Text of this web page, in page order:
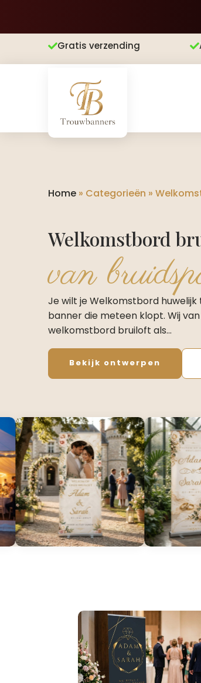
Gratis verzending 
Home » Categorieën »
Welkomstbord
van
Je wilt je Welkomstbord
banner die meteen klopt. Wij
welkomstbord bruiloft als…
Bekijk ontwerpen